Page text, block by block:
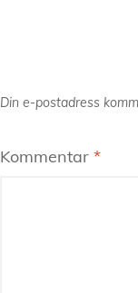
Din e-postadress
Kommentar *